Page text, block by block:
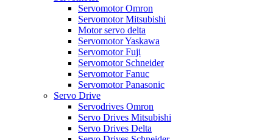
Servomotor Omron
Servomotor Mitsubishi
Motor servo delta
Servomotor Yaskawa
Servomotor Fuji
Servomotor Schneider
Servomotor Fanuc
Servomotor Panasonic
Servo Drive
Servodrives Omron
Servo Drives Mitsubishi
Servo Drives Delta